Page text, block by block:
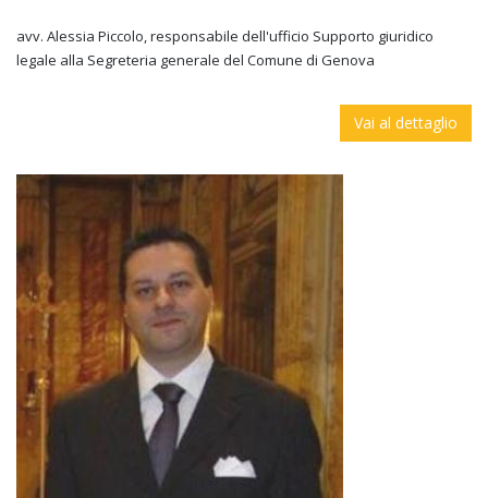
avv. Alessia Piccolo, responsabile dell'ufficio Supporto giuridico
legale alla Segreteria generale del Comune di Genova
Vai al dettaglio